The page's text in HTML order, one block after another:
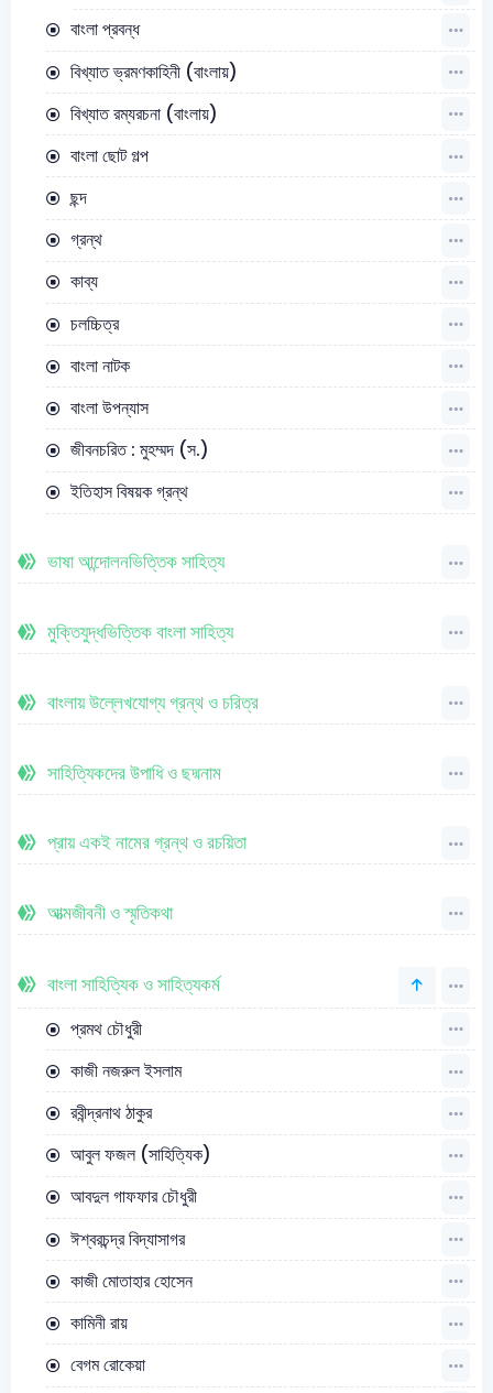
বাংলা প্রবন্ধ
বিখ্যাত ভ্রমণকাহিনী (বাংলায়)
বিখ্যাত রম্যরচনা (বাংলায়)
বাংলা ছোট গল্প
ছন্দ
গ্রন্থ
কাব্য
চলচ্চিত্র
বাংলা নাটক
বাংলা উপন্যাস
জীবনচরিত : মুহম্মদ (স.)
ইতিহাস বিষয়ক গ্রন্থ
ভাষা আন্দোলনভিত্তিক সাহিত্য
মুক্তিযুদ্ধভিত্তিক বাংলা সাহিত্য
বাংলায় উল্লেখযোগ্য গ্রন্থ ও চরিত্র
সাহিত্যিকদের উপাধি ও ছদ্মনাম
প্রায় একই নামের গ্রন্থ ও রচয়িতা
আত্মজীবনী ও স্মৃতিকথা
বাংলা সাহিত্যিক ও সাহিত্যকর্ম
প্রমথ চৌধুরী
কাজী নজরুল ইসলাম
রবীন্দ্রনাথ ঠাকুর
আবুল ফজল (সাহিত্যিক)
আবদুল গাফফার চৌধুরী
ঈশ্বরচন্দ্র বিদ্যাসাগর
কাজী মোতাহার হোসেন
কামিনী রায়
বেগম রোকেয়া